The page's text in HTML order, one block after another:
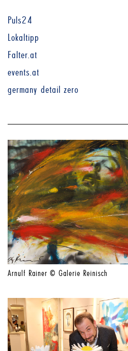
Puls24
Lokaltipp
Falter.at
events.at
germany detail zero
Arnulf Rainer © Galerie Reinisch